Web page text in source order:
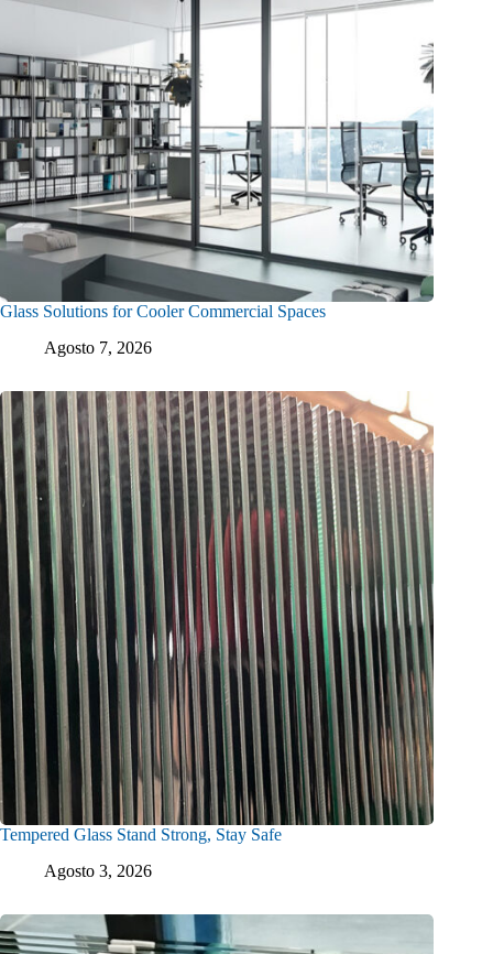
Glass Solutions for Cooler Commercial Spaces
Agosto 7, 2026
Tempered Glass Stand Strong, Stay Safe
Agosto 3, 2026